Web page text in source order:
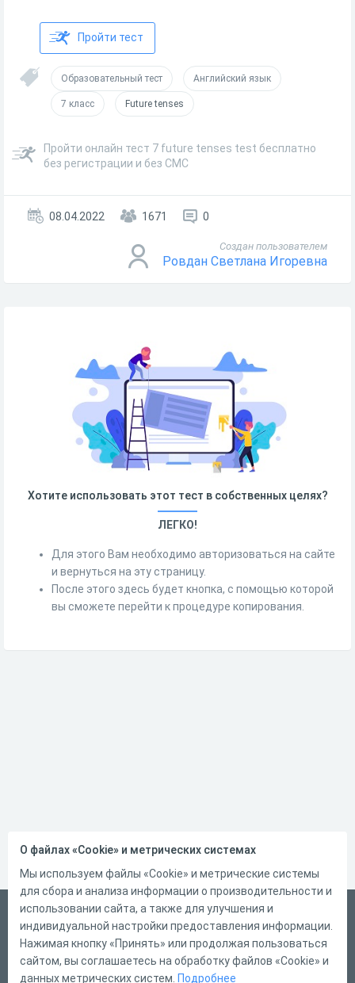
Пройти тест
Образовательный тест Английский язык
7 класс Future tenses
Пройти онлайн тест 7 future tenses test бесплатно
без регистрации и без СМС
08.04.2022 1671 0
Создан пользователем
Ровдан Светлана Игоревна
Хотите использовать этот тест в собственных целях?
ЛЕГКО!
Для этого Вам необходимо авторизоваться на сайте
и вернуться на эту страницу.
После этого здесь будет кнопка, с помощью которой
вы сможете перейти к процедуре копирования.
Русский
Справка
Форма обратной связи
О файлах «Cookie» и метрических системах
Мы используем файлы «Cookie» и метрические системы
для сбора и анализа информации о производительности и
использовании сайта, а также для улучшения и
индивидуальной настройки предоставления информации.
Нажимая кнопку «Принять» или продолжая пользоваться
сайтом, вы соглашаетесь на обработку файлов «Cookie» и
данных метрических систем. Подробнее